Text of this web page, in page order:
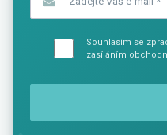
Souhlasím se
zasíláním